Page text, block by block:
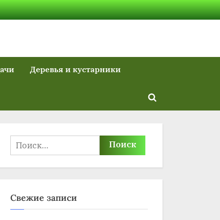
Деревья и кустарники
Toggle
Найти:
Свежие записи